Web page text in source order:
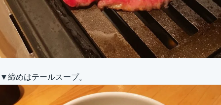
▼締めはテールスープ。